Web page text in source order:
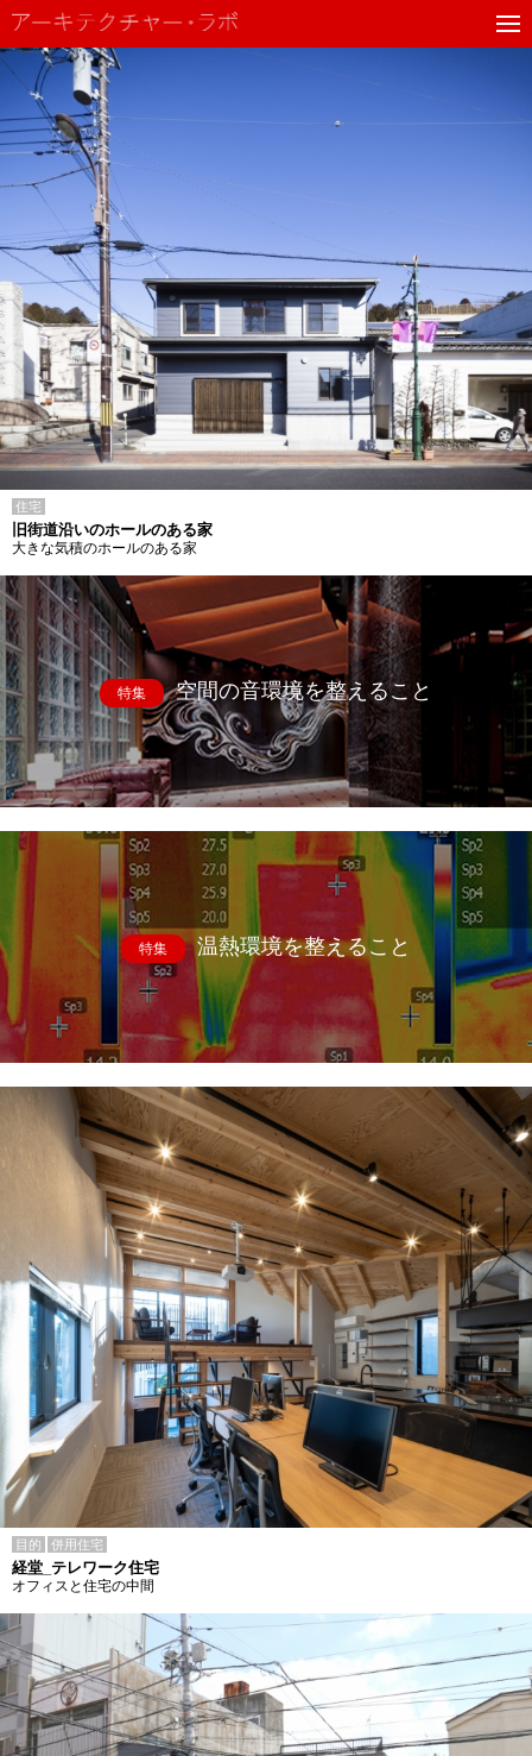
住宅
旧街道沿いのホールのある家
大きな気積のホールのある家
特集 空間の音環境を整えること
特集 温熱環境を整えること
目的 併用住宅
経堂_テレワーク住宅
オフィスと住宅の中間